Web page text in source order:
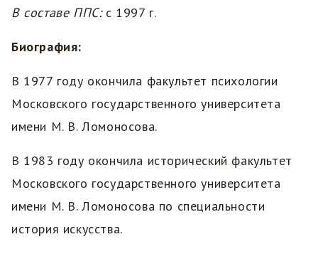
В составе ППС: с 1997 г.
Биография:
В 1977 году окончила факультет психологии
Московского государственного университета
имени М. В. Ломоносова.
В 1983 году окончила исторический факультет
Московского государственного университета
имени М. В. Ломоносова по специальности
история искусства.